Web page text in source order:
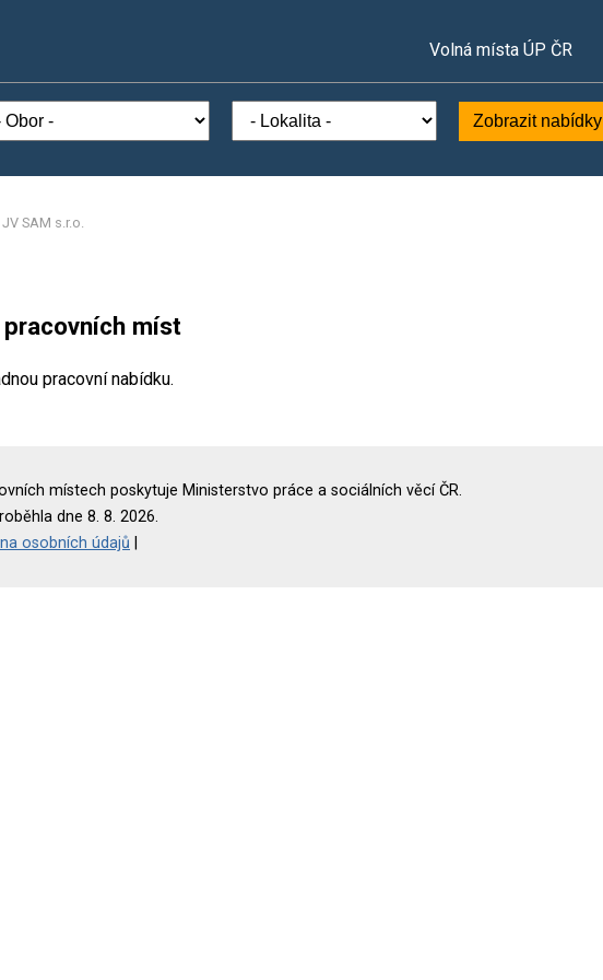
Volná místa ÚP ČR
Zobrazit nabídky
JV SAM s.r.o.
míst
pracovní nabídku.
místech poskytuje Ministerstvo práce a sociálních věcí ČR.
dne 8. 8. 2026.
osobních údajů